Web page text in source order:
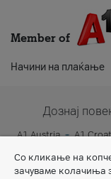
Member of
Начини на плаќање
Дознај
A1 Austria A1
Со кликање на
зачуваме колачиња